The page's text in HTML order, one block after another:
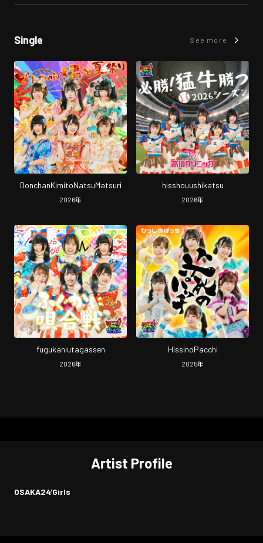
Single See more
DonchanKimitoNatsuMatsuri
2026年
hisshouushikatsu
2026年
fugukaniutagassen
2026年
HissinoPacchi
2025年
Artist Profile
OSAKA24'Girls